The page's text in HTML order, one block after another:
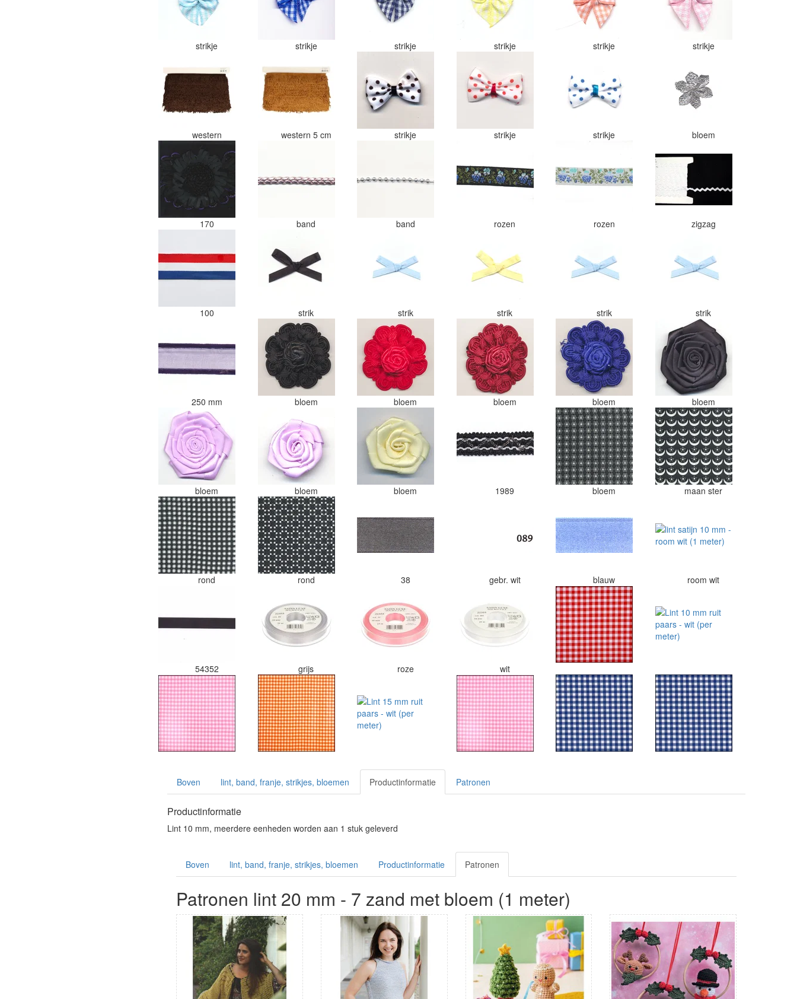
strikje strikje strikje strikje strikje strikje
western western 5 cm strikje strikje strikje bloem
170 band band rozen rozen zigzag
100 strik strik strik strik strik
250 mm bloem bloem bloem bloem bloem
bloem bloem bloem 1989 bloem maan ster
rond rond 38 gebr. wit blauw room wit
54352 grijs roze wit
Boven lint, band, franje, strikjes, bloemen Productinformatie Patronen
Productinformatie
Lint 10 mm, meerdere eenheden worden aan 1 stuk geleverd
Boven lint, band, franje, strikjes, bloemen Productinformatie Patronen
Patronen lint 20 mm - 7 zand met bloem (1 meter)